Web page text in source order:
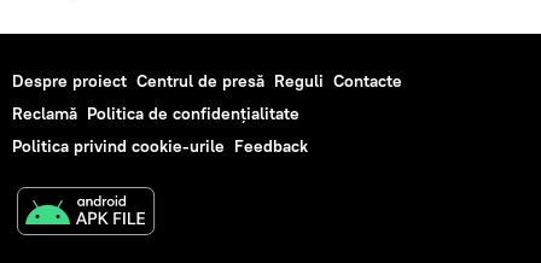
Despre proiect Centrul de presă Reguli Contacte
Reclamă Politica de confidențialitate
Politica privind cookie-urile Feedback